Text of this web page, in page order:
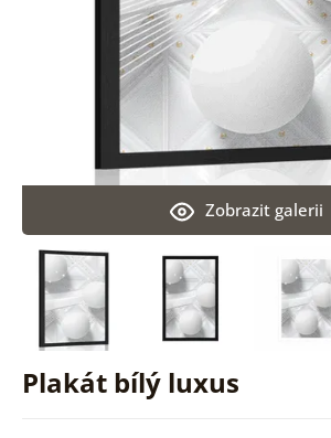
Plakát bílý luxus
Zobrazit galerii